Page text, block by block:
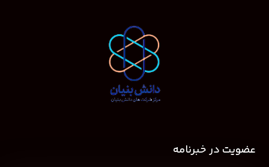
عضویت در خبرنامه